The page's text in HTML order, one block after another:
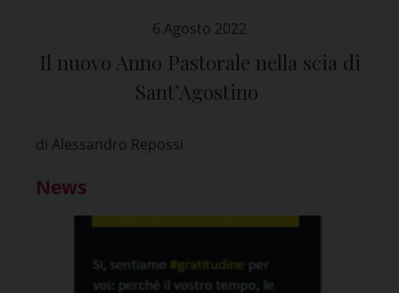
6 Agosto 2022
Il nuovo Anno Pastorale nella scia di
Sant’Agostino
di Alessandro Repossi
News